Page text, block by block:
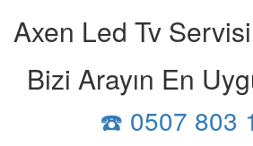
Axen Led Tv
Bizi Arayın En
☎️ 0507 803